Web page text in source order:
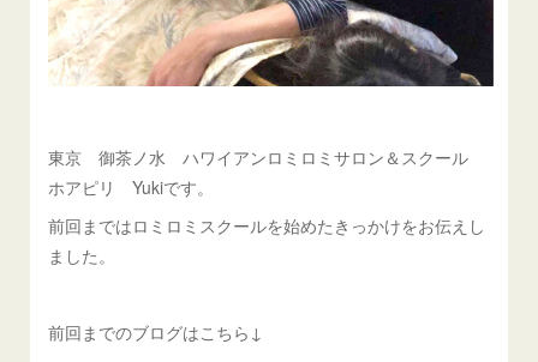
東京 御茶ノ水 ハワイアンロミロミサロン＆スクール
ホアピリ Yukiです。
前回まではロミロミスクールを始めたきっかけをお伝えし
ました。
前回までのブログはこちら↓